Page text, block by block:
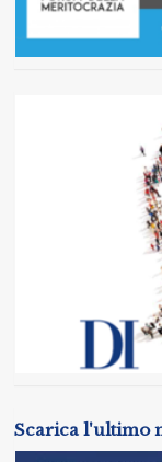
Scarica l'ultimo